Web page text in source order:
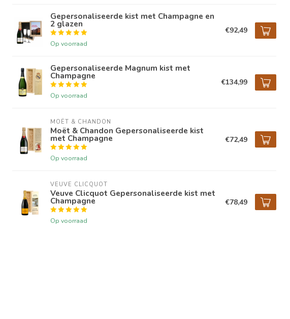
Gepersonaliseerde kist met Champagne en
2 glazen
Op voorraad
€92,49
Gepersonaliseerde Magnum kist met
Champagne
Op voorraad
€134,99
MOËT & CHANDON
Moët & Chandon Gepersonaliseerde kist
met Champagne
Op voorraad
€72,49
VEUVE CLICQUOT
Veuve Clicquot Gepersonaliseerde kist met
Champagne
Op voorraad
€78,49